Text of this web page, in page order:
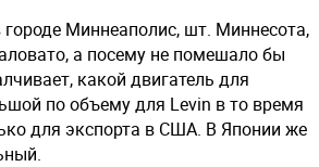
городе Миннеаполис, шт. Миннесота,
а посему не помешало бы
какой двигатель для
по объему для Levin в то время
для экспорта в США. В Японии же